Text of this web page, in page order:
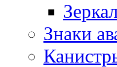
Знаки